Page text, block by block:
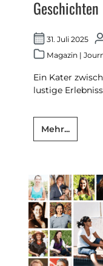
Geschichten
31. Juli 2025
Magazin |
Ein Kater
lustige
Mehr...